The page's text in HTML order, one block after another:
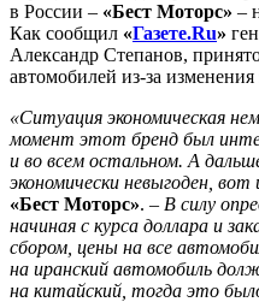
в России – «Бест Моторс» –
Как сообщил «Газете.Ru»
Александр Степанов,
автомобилей из-за
«Ситуация экономическая
момент этот бренд был
и во всем остальном. А
экономически невыгоден, вот
«Бест Моторс». – В силу
начиная с курса доллара и
сбором, цены на все
на иранский автомобиль
на китайский, тогда это